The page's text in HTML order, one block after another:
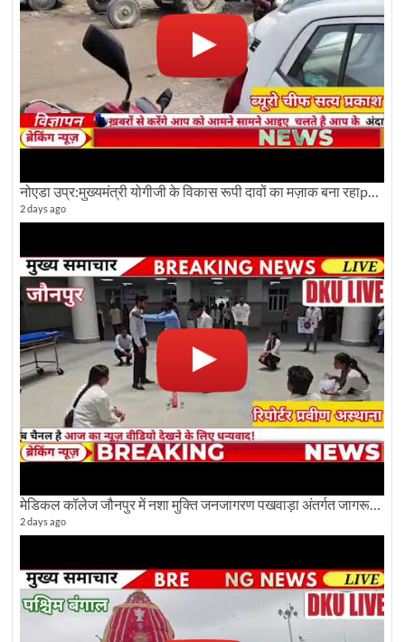
नोएडा उप्र:मुख्यमंत्री योगीजी के विकास रूपी दावों का मज़ाक बना रहाpwdविभाग:देखे ग्राउण्ड रिपोर्टिंग
2 days ago
मेडिकल कॉलेज जौनपुर में नशा मुक्ति जनजागरण पखवाड़ा अंतर्गत जागरूकता कार्यक्रम आयोजित
2 days ago